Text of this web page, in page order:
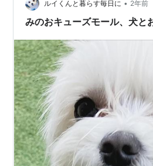
ルイくんと暮らす毎日に • 2年前
みのおキューズモール、犬と